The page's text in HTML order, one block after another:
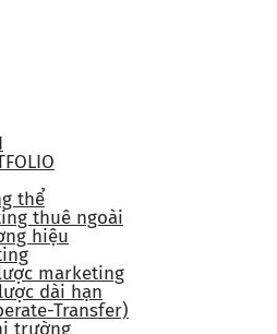
thể
thuê ngoài
hiệu
marketing
dài hạn
Transfer)
trường